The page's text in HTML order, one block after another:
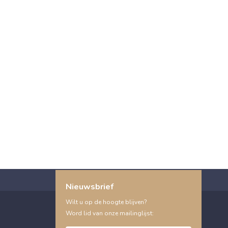
Nieuwsbrief
Wilt u op de hoogte blijven?
Word lid van onze mailinglijst: